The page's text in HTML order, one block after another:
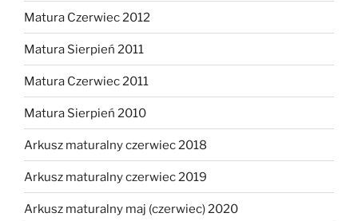
Matura Czerwiec 2012
Matura Sierpień 2011
Matura Czerwiec 2011
Matura Sierpień 2010
Arkusz maturalny czerwiec 2018
Arkusz maturalny czerwiec 2019
Arkusz maturalny maj (czerwiec) 2020